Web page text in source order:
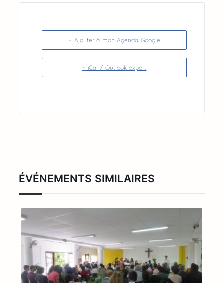
+ Ajouter à mon Agenda Google
+ iCal / Outlook export
ÉVÉNEMENTS SIMILAIRES